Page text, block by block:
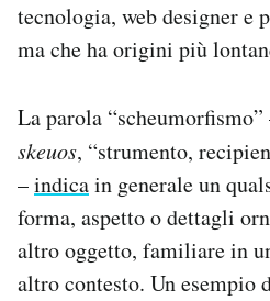
tecnologia, web designer e
ma che ha origini più
La parola
skeuos, “strumento,
–indicain generale un
forma, aspetto o dettagli
altro oggetto, familiare in
altro contesto. Un esempio